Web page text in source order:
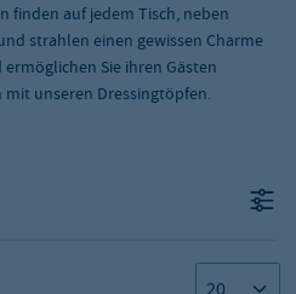
finden auf jedem Tisch, neben
strahlen einen gewissen Charme
Sie ihren Gästen
mit unseren Dressingtöpfen.